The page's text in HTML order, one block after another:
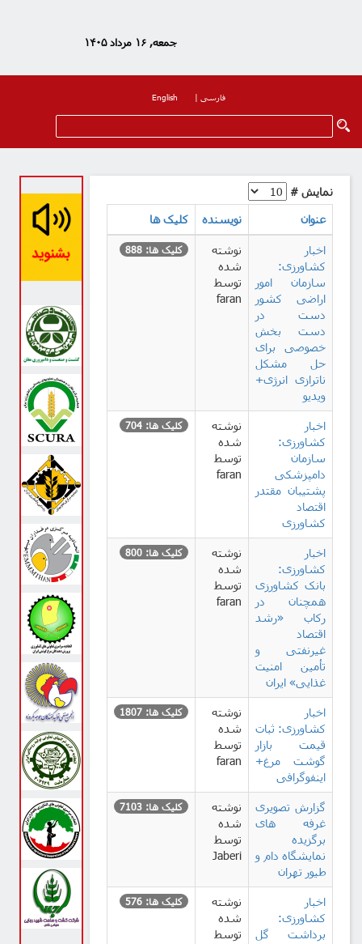
جمعه, ۱۶ مرداد ۱۴۰۵
فارسی |
English
نمایش #
عنوان
نویسنده
کلیک ها
اخبار
کشاورزی:
سازمان امور
اراضی کشور
دست در
دست بخش
خصوصی برای
حل مشکل
ناترازی انرژی+
ویدیو
نوشته
شده
توسط
faran
کلیک ها: 888
اخبار
کشاورزی:
سازمان
دامپزشکی
پشتیبان مقتدر
اقتصاد
کشاورزی
نوشته
شده
توسط
faran
کلیک ها: 704
اخبار
کشاورزی:
بانک کشاورزی
همچنان در
رکاب «رشد
اقتصاد
غیرنفتی و
تأمین امنیت
غذایی» ایران
نوشته
شده
توسط
faran
کلیک ها: 800
اخبار
کشاورزی: ثبات
قیمت بازار
گوشت مرغ+
اینفوگرافی
نوشته
شده
توسط
faran
کلیک ها: 1807
گزارش تصویری
غرفه های
برگزیده
نمایشگاه دام و
طیور تهران
نوشته
شده
توسط
Jaberi
کلیک ها: 7103
اخبار
کشاورزی:
برداشت گل
نوشته
شده
توسط
کلیک ها: 576